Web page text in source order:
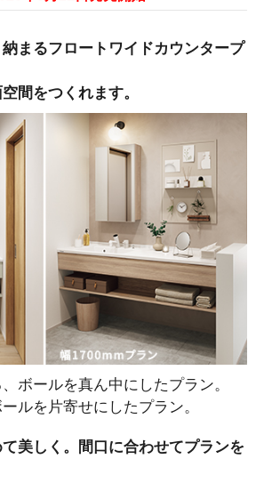
まるフロートワイドカウンタープ
間をつくれます。
ボールを真ん中にしたプラン。
ルを片寄せにしたプラン。
美しく。間口に合わせてプランを